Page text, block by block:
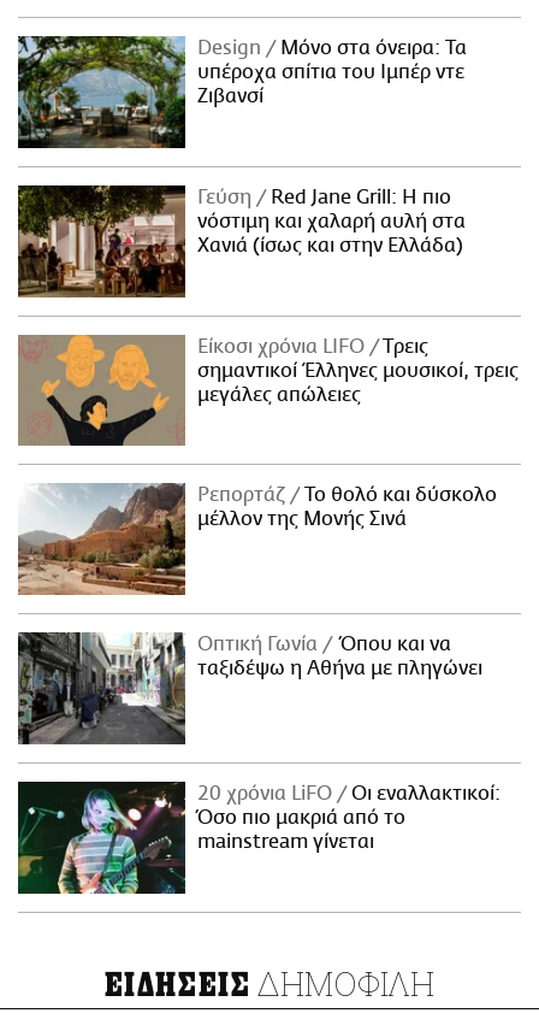
Design
Μόνο στα όνειρα: Τα
υπέροχα σπίτια του Ιμπέρ ντε
Ζιβανσί
Γεύση
Red Jane Grill: Η πιο
νόστιμη και χαλαρή αυλή στα
Χανιά (ίσως και στην Ελλάδα)
Είκοσι χρόνια LIFO
Tρεις
σημαντικοί Έλληνες μουσικοί, τρεις
μεγάλες απώλειες
Ρεπορτάζ
Το θολό και δύσκολο
μέλλον της Μονής Σινά
Οπτική Γωνία
Όπου και να
ταξιδέψω η Αθήνα με πληγώνει
20 χρόνια LiFO
Οι εναλλακτικοί:
Όσο πιο μακριά από το
mainstream γίνεται
ΕΙΔΗΣΕΙΣ ΔΗΜΟΦΙΛΗ